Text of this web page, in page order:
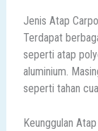
Jenis Atap
Terdapat
seperti atap
aluminium.
seperti tahan
Keunggulan